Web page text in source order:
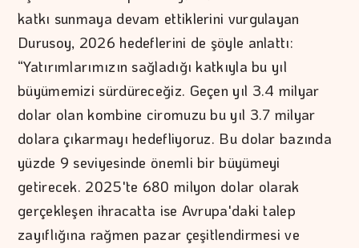
katkı sunmaya devam ettiklerini vurgulayan
Durusoy, 2026 hedeflerini de şöyle anlattı:
“Yatırımlarımızın sağladığı katkıyla bu yıl
büyümemizi sürdüreceğiz. Geçen yıl 3.4 milyar
dolar olan kombine ciromuzu bu yıl 3.7 milyar
dolara çıkarmayı hedefliyoruz. Bu dolar bazında
yüzde 9 seviyesinde önemli bir büyümeyi
getirecek. 2025'te 680 milyon dolar olarak
gerçekleşen ihracatta ise Avrupa'daki talep
zayıflığına rağmen pazar çeşitlendirmesi ve